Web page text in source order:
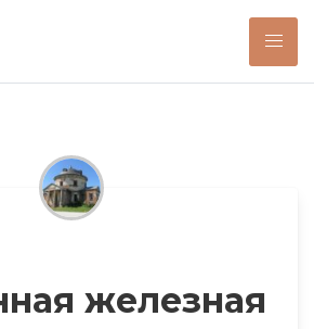
железная